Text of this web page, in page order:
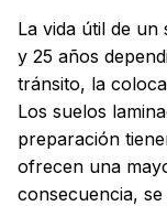
La vida útil de un
y 25 años
tránsito, la
Los suelos
preparación
ofrecen una
consecuencia,